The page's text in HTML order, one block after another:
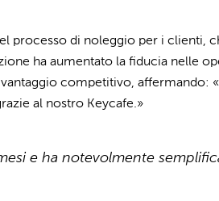
processo di noleggio per i clienti,
ha aumentato la fiducia nelle
competitivo, affermando:
al nostro Keycafe.»
e ha notevolmente